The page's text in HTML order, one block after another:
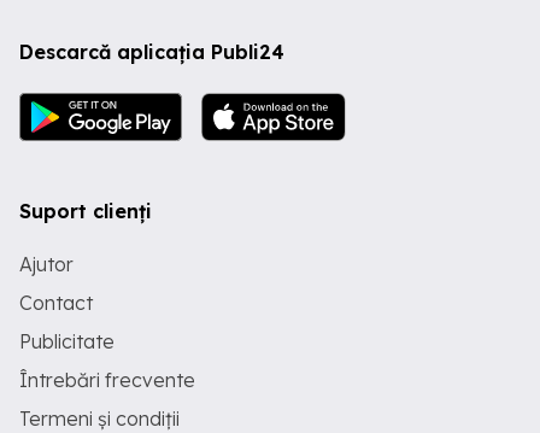
Descarcă aplicația Publi24
Suport clienți
Ajutor
Contact
Publicitate
Întrebări frecvente
Termeni și condiții